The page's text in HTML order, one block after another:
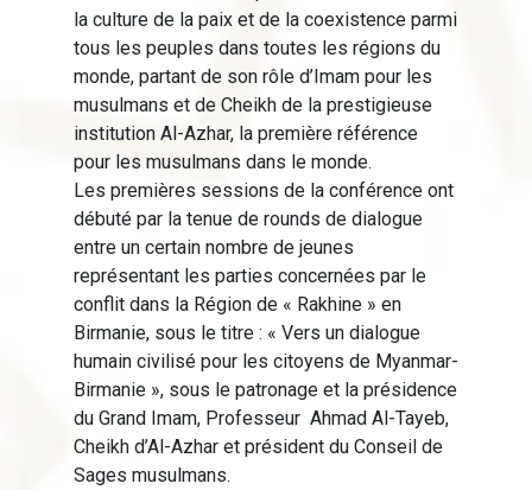
la culture de la paix et de la coexistence parmi
tous les peuples dans toutes les régions du
monde, partant de son rôle d’Imam pour les
musulmans et de Cheikh de la prestigieuse
institution Al-Azhar, la première référence
pour les musulmans dans le monde.
Les premières sessions de la conférence ont
débuté par la tenue de rounds de dialogue
entre un certain nombre de jeunes
représentant les parties concernées par le
conflit dans la Région de « Rakhine » en
Birmanie, sous le titre : « Vers un dialogue
humain civilisé pour les citoyens de Myanmar-
Birmanie », sous le patronage et la présidence
du Grand Imam, Professeur Ahmad Al-Tayeb,
Cheikh d’Al-Azhar et président du Conseil de
Sages musulmans.